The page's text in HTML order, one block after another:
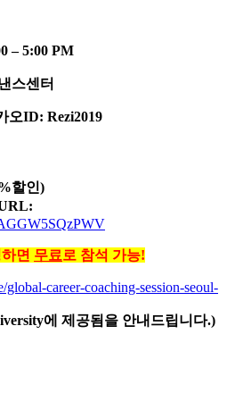
– 5:00 PM
스센터
오ID: Rezi2019
할인)
면 무료로 참석 가능!
career-coaching-session-seoul-
에 제공됨을 안내드립니다.)